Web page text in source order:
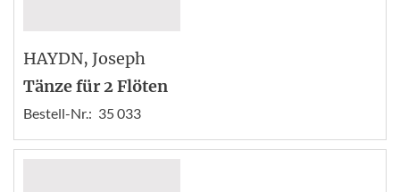
HAYDN, Joseph
Tänze für 2 Flöten
Bestell-Nr.: 35 033